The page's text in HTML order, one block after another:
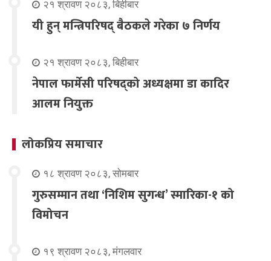
२१ श्रावण २०८३, बिहीबार
यी हुन् मन्त्रिपरिषद् बैठकले गरेका ७ निर्णय
२१ श्रावण २०८३, बिहीबार
नेपाल फार्मेसी परिषद्को अध्यक्षमा डा कादिर
आलम नियुक्त
लोकप्रिय समाचार
१८ श्रावण २०८३, सोमबार
गुरुसम्मान तथा ‘निशिम सुगन्ध’ स्मारिका-१ को
विमोचन
१९ श्रावण २०८३, मंगलवार